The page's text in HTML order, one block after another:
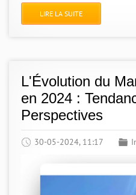
LIRE LA SUITE
L'Évolution du
en 2024 :
Perspectives
30-05-2024, 11:17